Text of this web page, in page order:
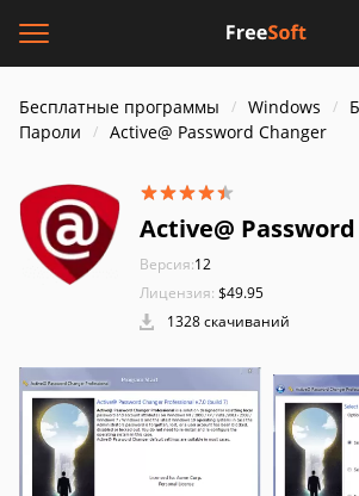
Бесплатные программы Windows
Пароли
Active@ Password Changer
Active@
Версия:12
Лицензия: $49.95
1328 скачиваний